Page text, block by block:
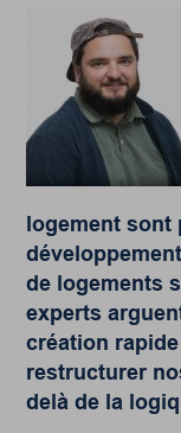
logement sont
de logements
experts
création
restructurer
delà de la